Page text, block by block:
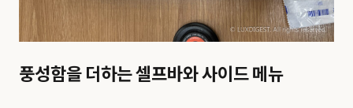
풍성함을 더하는 셀프바와 사이드 메뉴